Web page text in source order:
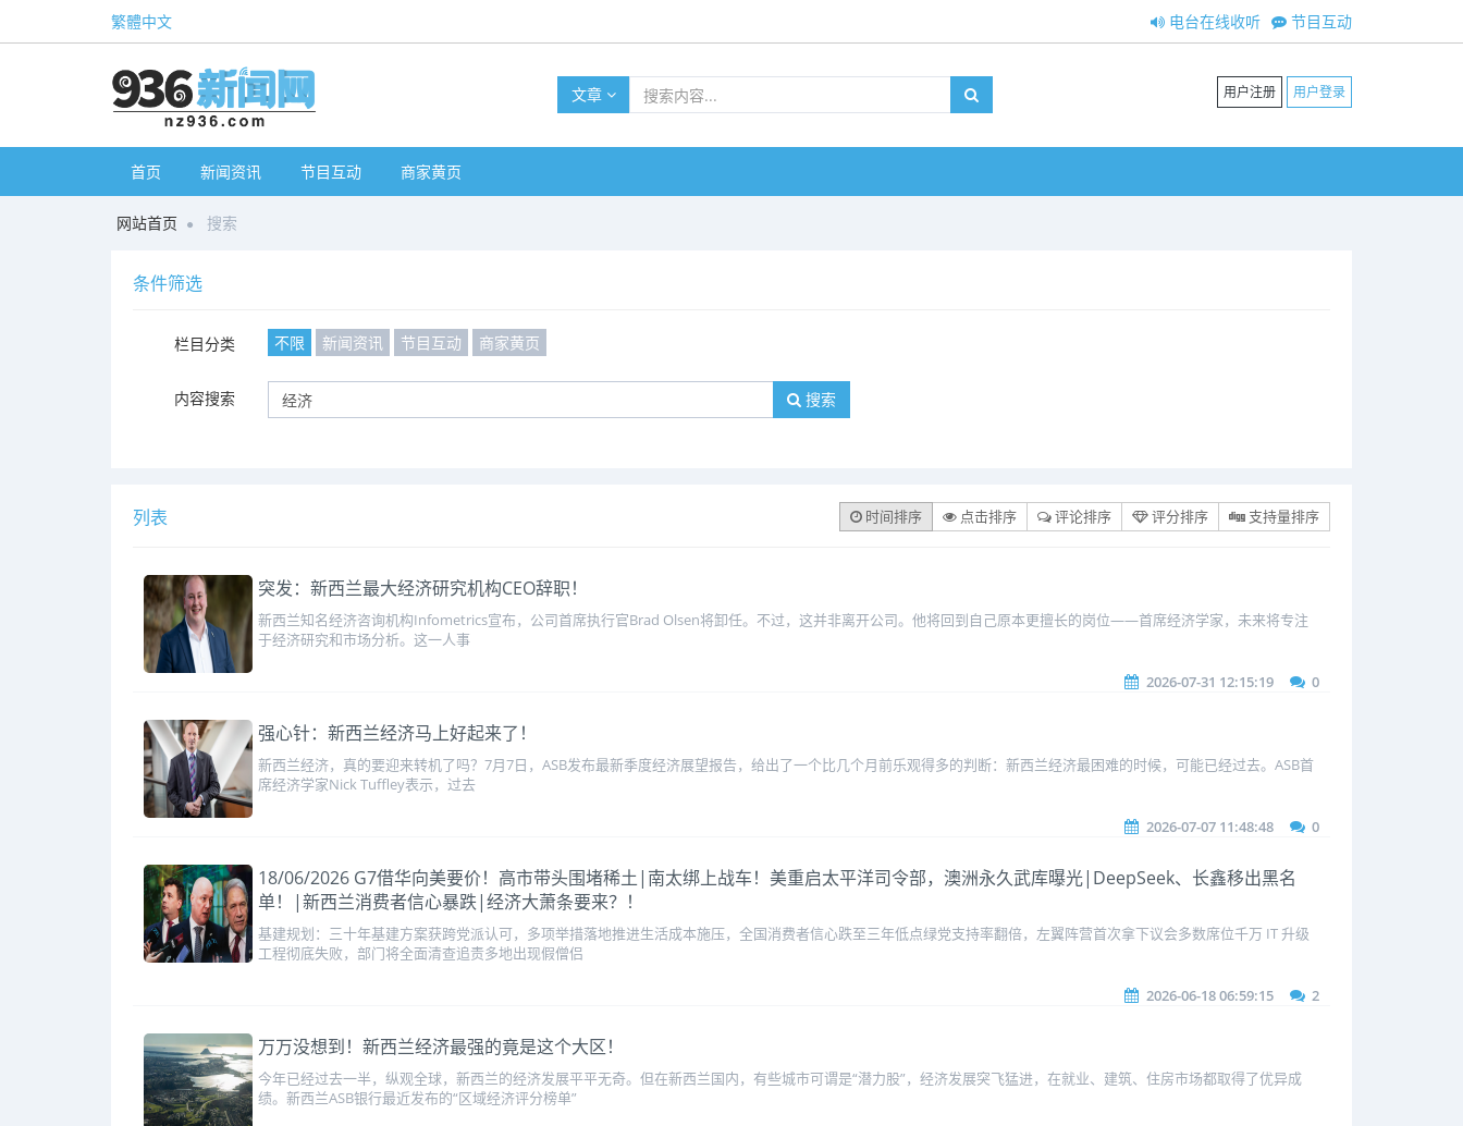
繁體中文 节目互动
电台在线收听
文章 用户注册 用户登录
首页 新闻资讯 节目互动 商家黄页
网站首页 搜索
条件筛选
栏目分类 不限 新闻资讯 节目互动 商家黄页
内容搜索 搜索
列表 时间排序 点击排序 评论排序 评分排序 支持量排序
突发：新西兰最大经济研究机构CEO辞职！
新西兰知名经济咨询机构Infometrics宣布，公司首席执行官Brad Olsen将卸任。不过，这并非离开公司。他将回到自己原本更擅长的岗位——首席经济学家，未来将专注
于经济研究和市场分析。这一人事
2026-07-31 12:15:19 0
强心针：新西兰经济马上好起来了！
新西兰经济，真的要迎来转机了吗？7月7日，ASB发布最新季度经济展望报告，给出了一个比几个月前乐观得多的判断：新西兰经济最困难的时候，可能已经过去。ASB首
席经济学家Nick Tuffley表示，过去
2026-07-07 11:48:48 0
18/06/2026 G7借华向美要价！高市带头围堵稀土|南太绑上战车！美重启太平洋司令部，澳洲永久武库曝光|DeepSeek、长鑫移出黑名
单！|新西兰消费者信心暴跌|经济大萧条要来？！
基建规划：三十年基建方案获跨党派认可，多项举措落地推进生活成本施压，全国消费者信心跌至三年低点绿党支持率翻倍，左翼阵营首次拿下议会多数席位千万 IT 升级
工程彻底失败，部门将全面清查追责多地出现假僧侣
2026-06-18 06:59:15 2
万万没想到！新西兰经济最强的竟是这个大区！
今年已经过去一半，纵观全球，新西兰的经济发展平平无奇。但在新西兰国内，有些城市可谓是“潜力股”，经济发展突飞猛进，在就业、建筑、住房市场都取得了优异成
绩。新西兰ASB银行最近发布的“区域经济评分榜单”